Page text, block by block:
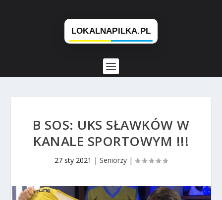
B SOS: UKS SŁAWKÓW W
KANALE SPORTOWYM !!!
27 sty 2021 | Seniorzy |